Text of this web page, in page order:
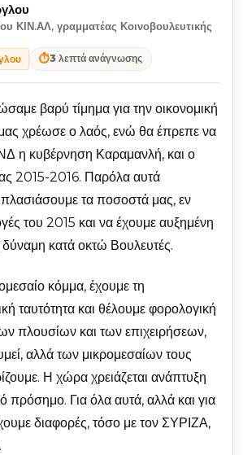
ΚΙΝ.ΑΛ, γραμματέας Κοινοβουλευτικής
⏱3 λεπτά ανάγνωσης
βαρύ τίμημα για την οικονομική
χρέωσε ο λαός, ενώ θα έπρεπε να
η κυβέρνηση Καραμανλή, και ο
2015-2016. Παρόλα αυτά
τα ποσοστά μας, εν
του 2015 και να έχουμε αυξημένη
δύναμη κατά οκτώ Βουλευτές.
κόμμα, έχουμε τη
ταυτότητα και θέλουμε φορολογική
πλουσίων και των επιχειρήσεων,
αλλά των μικρομεσαίων τους
Η χώρα χρειάζεται ανάπτυξη
πρόσημο. Για όλα αυτά, αλλά και για
διαφορές, τόσο με τον ΣΥΡΙΖΑ,